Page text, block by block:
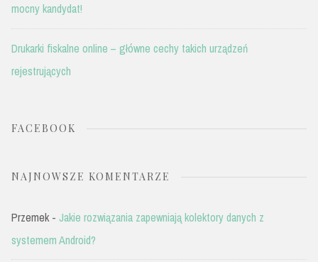
mocny kandydat!
Drukarki fiskalne online – główne cechy takich urządzeń
rejestrujących
FACEBOOK
NAJNOWSZE KOMENTARZE
Przemek- Jakie rozwiązania zapewniają kolektory danych z
systemem Android?